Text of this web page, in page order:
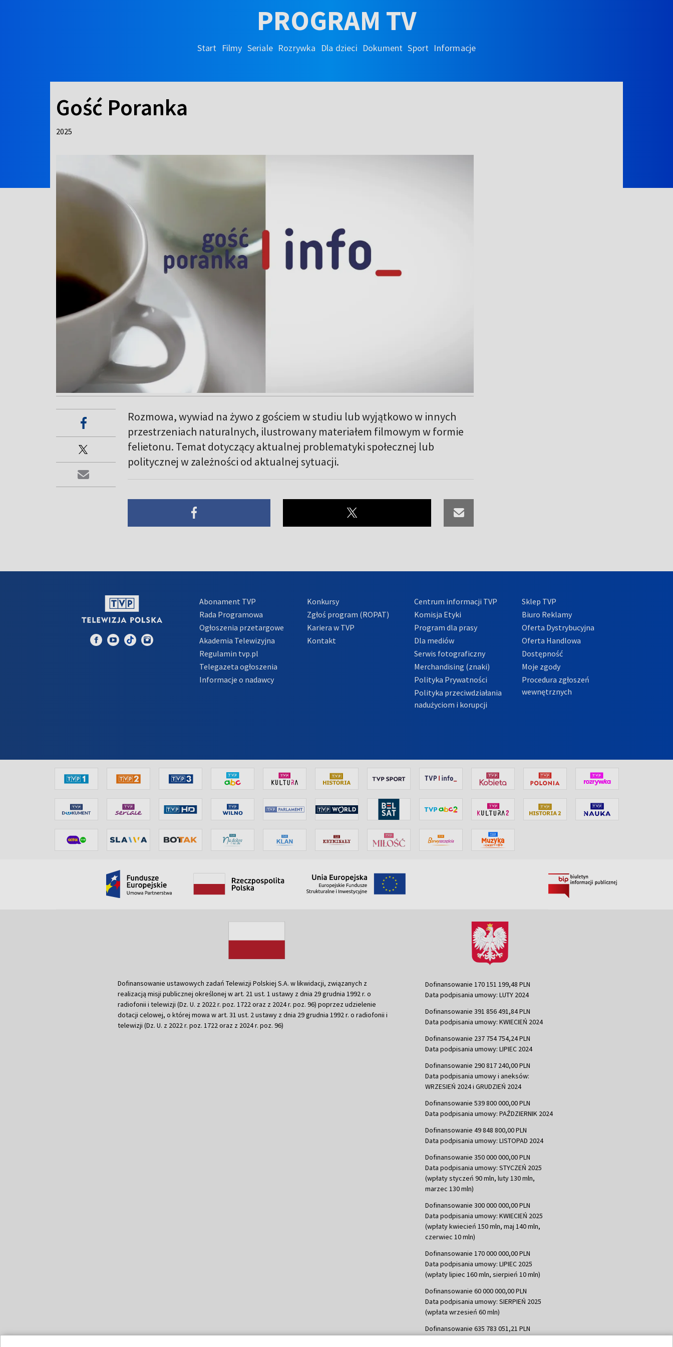
PROGRAM TV
Start Filmy Seriale Rozrywka Dla dzieci Dokument Sport Informacje
Gość Poranka
2025
Rozmowa, wywiad na żywo z gościem w studiu lub wyjątkowo w innych
przestrzeniach naturalnych, ilustrowany materiałem filmowym w formie
felietonu. Temat dotyczący aktualnej problematyki społecznej lub
politycznej w zależności od aktualnej sytuacji.
Abonament TVP
Rada Programowa
Ogłoszenia przetargowe
Akademia Telewizyjna
Regulamin tvp.pl
Telegazeta ogłoszenia
Informacje o nadawcy
Konkursy
Zgłoś program (ROPAT)
Kariera w TVP
Kontakt
Centrum informacji TVP
Komisja Etyki
Program dla prasy
Dla mediów
Serwis fotograficzny
Merchandising (znaki)
Polityka Prywatności
Polityka przeciwdziałania
nadużyciom i korupcji
Sklep TVP
Biuro Reklamy
Oferta Dystrybucyjna
Oferta Handlowa
Dostępność
Moje zgody
Procedura zgłoszeń
wewnętrznych
Dofinansowanie ustawowych zadań Telewizji Polskiej S.A. w likwidacji, związanych z
realizacją misji publicznej określonej w art. 21 ust. 1 ustawy z dnia 29 grudnia 1992 r. o
radiofonii i telewizji (Dz. U. z 2022 r. poz. 1722 oraz z 2024 r. poz. 96) poprzez udzielenie
dotacji celowej, o której mowa w art. 31 ust. 2 ustawy z dnia 29 grudnia 1992 r. o radiofonii i
telewizji (Dz. U. z 2022 r. poz. 1722 oraz z 2024 r. poz. 96)
Dofinansowanie 170 151 199,48 PLN
Data podpisania umowy: LUTY 2024
Dofinansowanie 391 856 491,84 PLN
Data podpisania umowy: KWIECIEŃ 2024
Dofinansowanie 237 754 754,24 PLN
Data podpisania umowy: LIPIEC 2024
Dofinansowanie 290 817 240,00 PLN
Data podpisania umowy i aneksów:
WRZESIEŃ 2024 i GRUDZIEŃ 2024
Dofinansowanie 539 800 000,00 PLN
Data podpisania umowy: PAŹDZIERNIK 2024
Dofinansowanie 49 848 800,00 PLN
Data podpisania umowy: LISTOPAD 2024
Dofinansowanie 350 000 000,00 PLN
Data podpisania umowy: STYCZEŃ 2025
(wpłaty styczeń 90 mln, luty 130 mln,
marzec 130 mln)
Dofinansowanie 300 000 000,00 PLN
Data podpisania umowy: KWIECIEŃ 2025
(wpłaty kwiecień 150 mln, maj 140 mln,
czerwiec 10 mln)
Dofinansowanie 170 000 000,00 PLN
Data podpisania umowy: LIPIEC 2025
(wpłaty lipiec 160 mln, sierpień 10 mln)
Dofinansowanie 60 000 000,00 PLN
Data podpisania umowy: SIERPIEŃ 2025
(wpłata wrzesień 60 mln)
Dofinansowanie 635 783 051,21 PLN